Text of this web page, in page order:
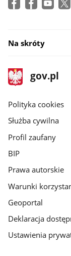
Na skróty
stopka
gov.pl
Strona
gov.pl
gov.pl
Polityka cookies
Służba cywilna
Profil zaufany
BIP
Prawa autorskie
Warunki
Geoportal
Deklaracja
Ustawienia